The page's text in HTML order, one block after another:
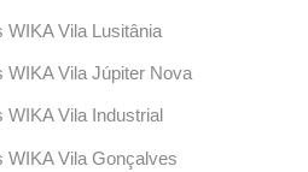
WIKA Vila Lusitânia
WIKA Vila Júpiter Nova
Vila Industrial
WIKA Vila Gonçalves